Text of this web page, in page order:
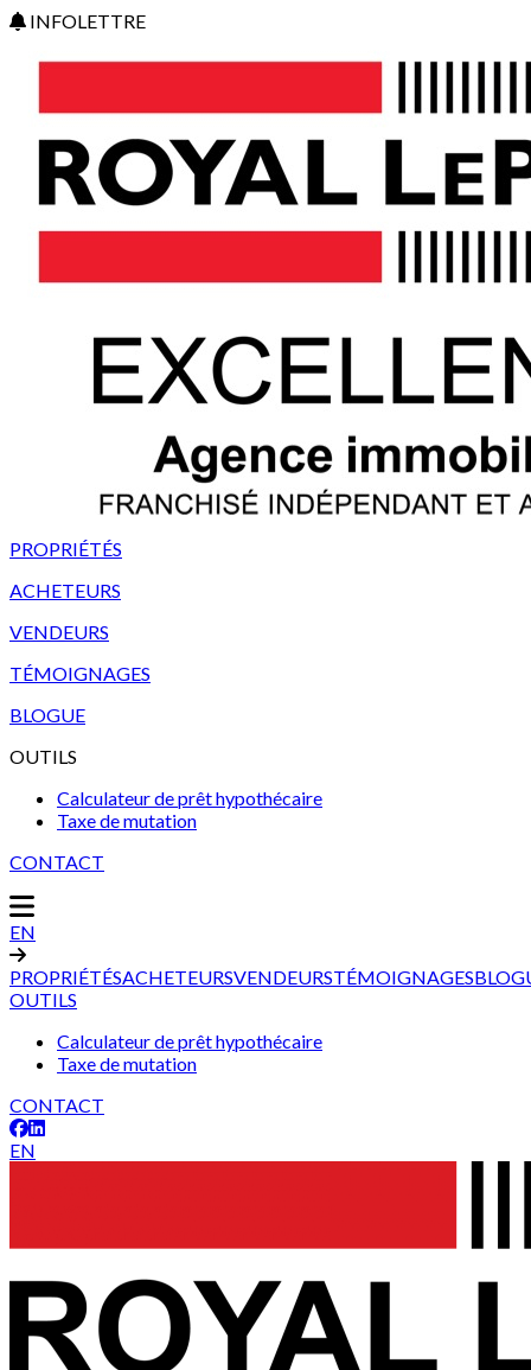
INFOLETTRE
PROPRIÉTÉS
ACHETEURS
VENDEURS
TÉMOIGNAGES
BLOGUE
OUTILS
Calculateur de prêt hypothécaire
Taxe de mutation
CONTACT
EN
PROPRIÉTÉSACHETEURSVENDEURSTÉMOIGNAGES
OUTILS
Calculateur de prêt hypothécaire
Taxe de mutation
CONTACT
EN